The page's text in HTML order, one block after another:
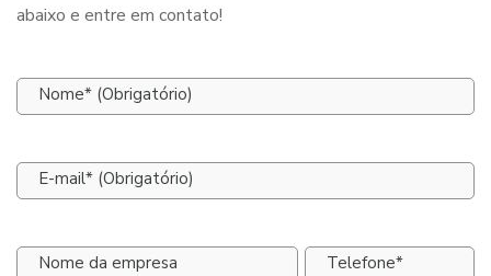
abaixo e entre em contato!
Nome* (Obrigatório)
E-mail* (Obrigatório)
Nome da empresa Telefone*